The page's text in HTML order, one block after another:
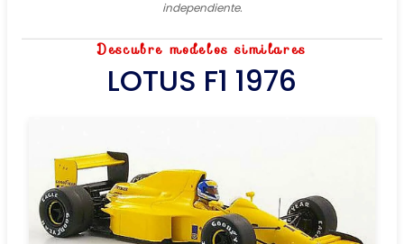
independiente.
Descubre modelos similares
LOTUS F1 1976